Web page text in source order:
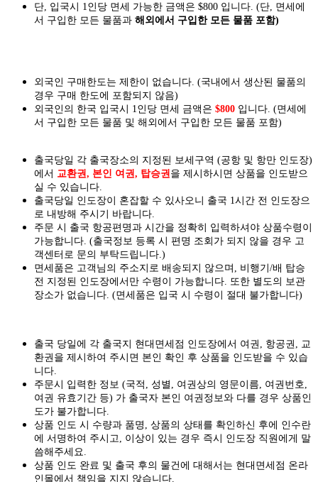
단, 입국시 1인당 면세 가능한 금액은 $800 입니다. (단, 면세에
서 구입한 모든 물품과 해외에서 구입한 모든 물품 포함)
외국인 구매한도는 제한이 없습니다. (국내에서 생산된 물품의
경우 구매 한도에 포함되지 않음)
외국인의 한국 입국시 1인당 면세 금액은 $800 입니다. (면세에
서 구입한 모든 물품 및 해외에서 구입한 모든 물품 포함)
출국당일 각 출국장소의 지정된 보세구역 (공항 및 항만 인도장)
에서 교환권, 본인 여권, 탑승권 을 제시하시면 상품을 인도 받으
실 수 있습니다.
출국당일 인도장이 혼잡할 수 있사오니 출국 1시간 전 인도장으
로 내방해 주시기 바랍니다.
주문 시 출국 항공편명과 시간을 정확히 입력하셔야 상품수령이
가능합니다. (출국정보 등록 시 편명 조회가 되지 않을 경우 고
객센터로 문의 부탁드립니다.)
면세품은 고객님의 주소지로 배송되지 않으며, 비행기/배 탑승
전 지정된 인도장에서만 수령이 가능합니다. 또한 별도의 보관
장소가 없습니다. (면세품은 입국 시 수령이 절대 불가합니다)
출국 당일에 각 출국지 현대면세점 인도장에서 여권, 항공권, 교
환권을 제시하여 주시면 본인 확인 후 상품을 인도받을 수 있습
니다.
주문시 입력한 정보 (국적, 성별, 여권상의 영문이름, 여권번호,
여권 유효기간 등) 가 출국자 본인 여권정보와 다를 경우 상품인
도가 불가합니다.
상품 인도 시 수량과 품명, 상품의 상태를 확인하신 후에 인수란
에 서명하여 주시고, 이상이 있는 경우 즉시 인도장 직원에게 말
씀해주세요.
상품 인도 완료 및 출국 후의 물건에 대해서는 현대면세점 온라
인몰에서 책임을 지지 않습니다.